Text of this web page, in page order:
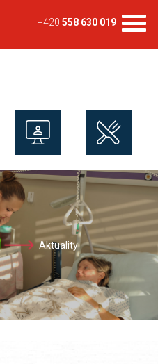
+420 558 630 019
Aktuality